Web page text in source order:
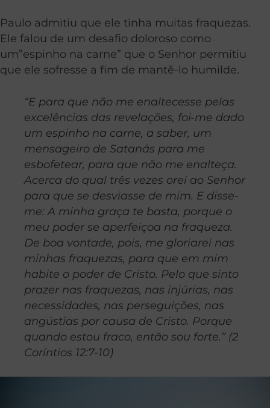
Paulo admitiu que ele tinha muitas fraquezas.
Ele falou de um desafio doloroso como
um”espinho na carne” que o Senhor permitiu
que ele sofresse a fim de mantê-lo humilde.
“E para que não me enaltecesse pelas
excelências das revelações, foi-me dado
um espinho na carne, a saber, um
mensageiro de Satanás para me
esbofetear, para que não me enalteça.
Acerca do qual três vezes orei ao Senhor
para que se desviasse de mim. E disse-
me: A minha graça te basta, porque o
meu poder se aperfeiçoa na fraqueza.
De boa vontade, pois, me gloriarei nas
minhas fraquezas, para que em mim
habite o poder de Cristo. Pelo que sinto
prazer nas fraquezas, nas injúrias, nas
necessidades, nas perseguições, nas
angústias por causa de Cristo. Porque
quando estou fraco, então sou forte.” (2
Coríntios 12:7-10)